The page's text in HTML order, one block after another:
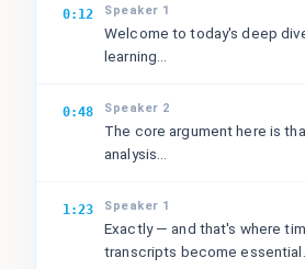
0:12 Speaker 1
Welcome to today's deep
learning...
0:48 Speaker 2
The core argument here is
analysis...
1:23 Speaker 1
Exactly — and that's where
transcripts become essential.